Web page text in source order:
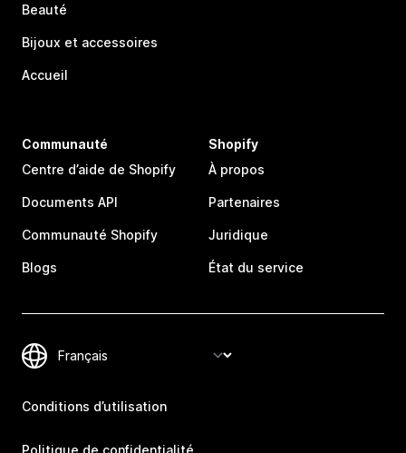
Beauté
Bijoux et accessoires
Accueil
Communauté
Centre d’aide de Shopify
Documents API
Communauté Shopify
Blogs
Shopify
À propos
Partenaires
Juridique
État du service
Conditions d’utilisation
Politique de confidentialité